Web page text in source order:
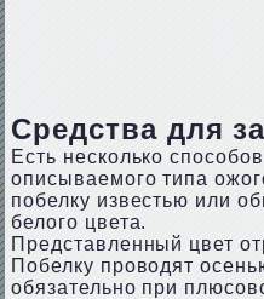
Средства для
Есть несколько
описываемого типа
побелку известью или
белого цвета.
Представленный цвет
Побелку проводят
обязательно при